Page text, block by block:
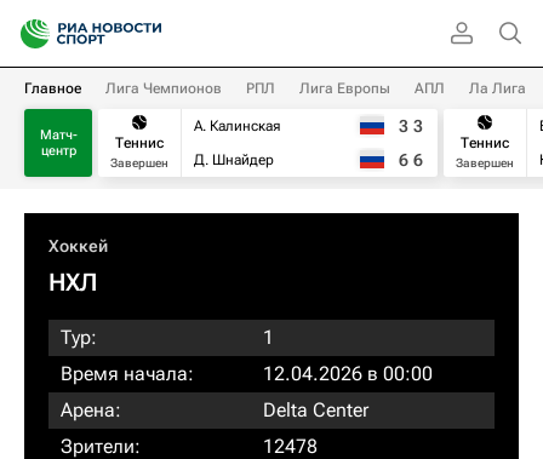
Главное Лига Чемпионов РПЛ Лига Европы АПЛ Ла Лига
Матч-
центр
Теннис
Завершен
А. Калинская
Д. Шнайдер
3 3
6 6
Теннис
Завершен
Хоккей
НХЛ
Тур:
1
Время начала:
12.04.2026 в 00:00
Арена:
Delta Center
Зрители:
12478